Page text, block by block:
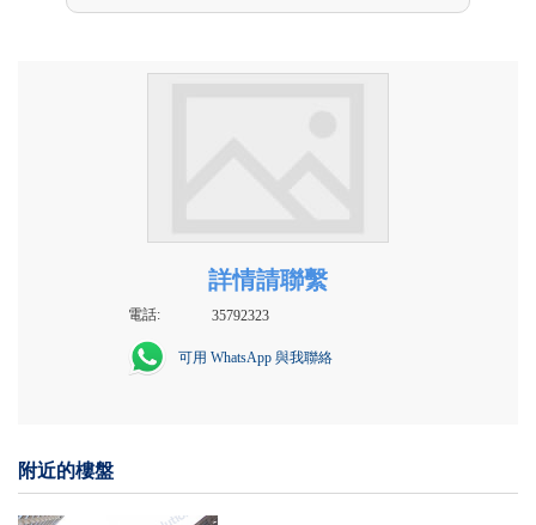
詳情請聯繫
電話: 35792323
可用 WhatsApp 與我聯絡
附近的樓盤